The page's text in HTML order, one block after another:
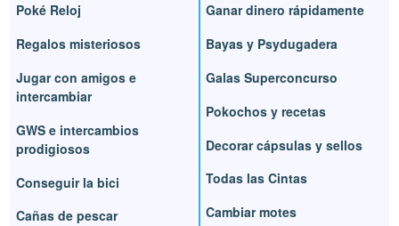
Poké Reloj
Regalos misteriosos
Jugar con amigos e
intercambiar
GWS e intercambios
prodigiosos
Conseguir la bici
Cañas de pescar
Ganar dinero rápidamente
Bayas y Psydugadera
Galas Superconcurso
Pokochos y recetas
Decorar cápsulas y sellos
Todas las Cintas
Cambiar motes